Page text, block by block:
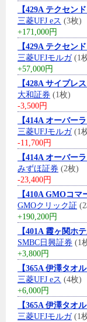
【429A テクセン
三菱UFJ eス (3枚)
+171,000円
【429A テクセン
三菱UFJモルガ(1
+57,000円
【428A サイプレ
大和証券 (1枚)
-3,500円
【414A オーバー
三菱UFJモルガ(1
-11,700円
【414A オーバー
みずほ証券 (2枚)
-23,400円
【410A GMOコマ
GMOクリック証
+190,200円
【401A 霞ヶ関ホ
SMBC日興証券 (1
+3,800円
【365A 伊澤タオル
三菱UFJ eス (4枚)
+6,000円
【365A 伊澤タオル
三菱UFJモルガ(1